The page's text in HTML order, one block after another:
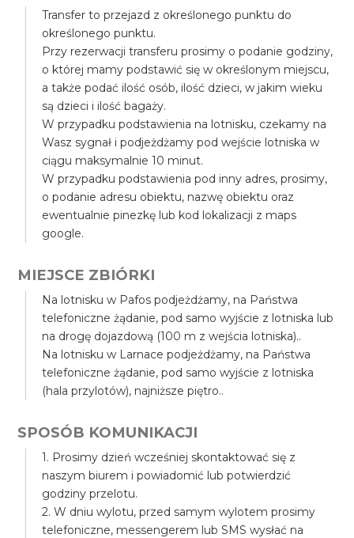
Transfer to przejazd z określonego punktu do
określonego punktu.
Przy rezerwacji transferu prosimy o podanie godziny,
o której mamy podstawić się w określonym miejscu,
a także podać ilość osób, ilość dzieci, w jakim wieku
są dzieci i ilość bagaży.
W przypadku podstawienia na lotnisku, czekamy na
Wasz sygnał i podjeżdżamy pod wejście lotniska w
ciągu maksymalnie 10 minut.
W przypadku podstawienia pod inny adres, prosimy,
o podanie adresu obiektu, nazwę obiektu oraz
ewentualnie pinezkę lub kod lokalizacji z maps
google.
MIEJSCE ZBIÓRKI
Na lotnisku w Pafos podjeżdżamy, na Państwa
telefoniczne żądanie, pod samo wyjście z lotniska lub
na drogę dojazdową (100 m z wejścia lotniska)..
Na lotnisku w Larnace podjeżdżamy, na Państwa
telefoniczne żądanie, pod samo wyjście z lotniska
(hala przylotów), najniższe piętro..
SPOSÓB KOMUNIKACJI
1. Prosimy dzień wcześniej skontaktować się z
naszym biurem i powiadomić lub potwierdzić
godziny przelotu.
2. W dniu wylotu, przed samym wylotem prosimy
telefoniczne, messengerem lub SMS wysłać na